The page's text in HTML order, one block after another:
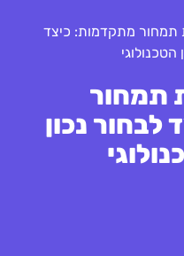
תמחור מתקדמות: כיצד
הטכנולוגי
תמחור
נכון